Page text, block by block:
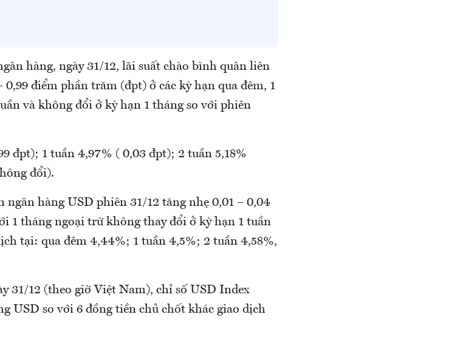
hàng, ngày 31/12, lãi suất chào bình quân liên
điểm phần trăm (đpt) ở các kỳ hạn qua đêm, 1
và không đổi ở kỳ hạn 1 tháng so với phiên
đpt); 1 tuần 4,97% ( 0,03 đpt); 2 tuần 5,18%
đổi).
ngân hàng USD phiên 31/12 tăng nhẹ 0,01 – 0,04
1 tháng ngoại trừ không thay đổi ở kỳ hạn 1 tuần
tại: qua đêm 4,44%; 1 tuần 4,5%; 2 tuần 4,58%,
31/12 (theo giờ Việt Nam), chỉ số USD Index
USD so với 6 đồng tiền chủ chốt khác giao dịch